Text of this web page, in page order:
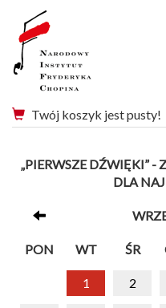
Twój koszyk jest pusty!
„PIERWSZE DŹWIĘKI”
DLA
PON WT ŚR
1 2